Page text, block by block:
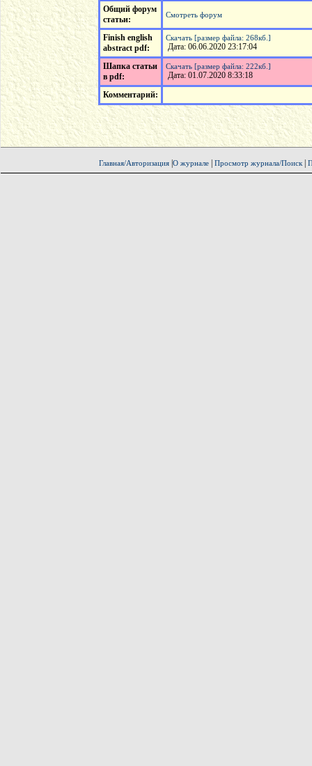
Общий форум
статьи:
Смотреть форум
Finish english
abstract pdf:
Скачать [размер файла: 268кб.]
Дата: 06.06.2020 23:17:04
Шапка статьи
в pdf:
Скачать [размер файла: 222кб.]
Дата: 01.07.2020 8:33:18
Комментарий:
Главная/Авторизация| О журнале| Просмотр журнала/Поиск|